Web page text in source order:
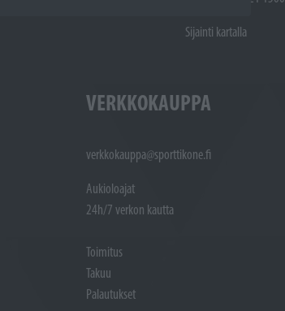
Sijainti kartalla
VERKKOKAUPPA
verkkokauppa@sporttikone.fi
Aukioloajat
24h/7 verkon kautta
Toimitus
Takuu
Palautukset